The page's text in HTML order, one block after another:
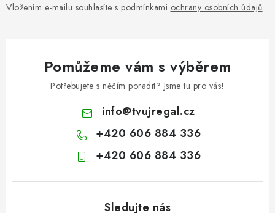
Vložením e-mailu souhlasíte s podmínkami ochrany osobních údajů.
Pomůžeme vám s výběrem
Potřebujete s něčím poradit? Jsme tu pro vás!
info@tvujregal.cz
+420 606 884 336
+420 606 884 336